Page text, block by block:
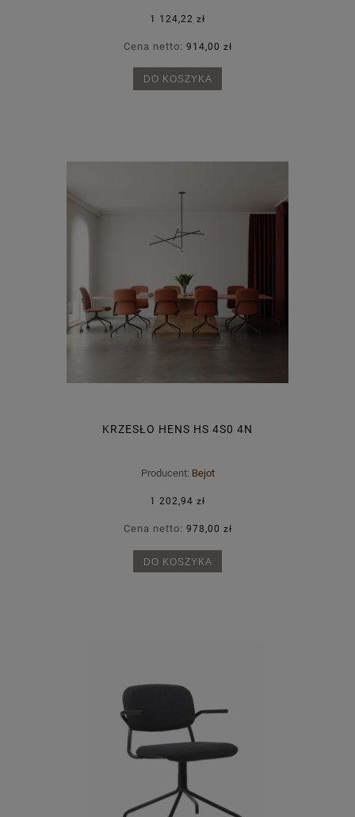
1 124,22 zł
Cena netto: 914,00 zł
DO KOSZYKA
KRZESŁO HENS HS 4S0 4N
Producent: Bejot
1 202,94 zł
Cena netto: 978,00 zł
DO KOSZYKA